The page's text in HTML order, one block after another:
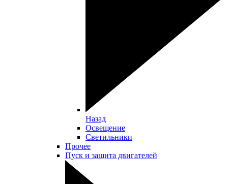
Назад
Освещение
Светильники
Прочее
Пуск и защита двигателей